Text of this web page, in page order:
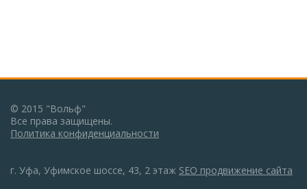
© 2015 "Вольф"
Все права защищены.
Политика конфиденциальности
г. Уфа, Уфимское шоссе, 43, 2 этаж SEO продвижение сайта